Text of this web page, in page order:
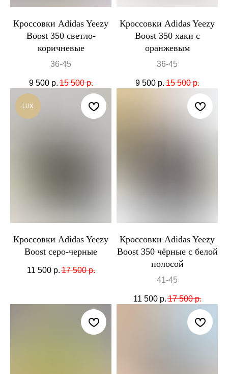
Кроссовки Adidas Yeezy
Boost 350 светло-
коричневые
36-45
9 500 р. 15 500 р.
Кроссовки Adidas Yeezy
Boost 350 хаки с
оранжевым
36-45
9 500 р. 15 500 р.
LUX
Кроссовки Adidas Yeezy
Boost серо-черные
11 500 р. 17 500 р.
Кроссовки Adidas Yeezy
Boost 350 чёрные с белой
полосой
41-45
11 500 р. 17 500 р.